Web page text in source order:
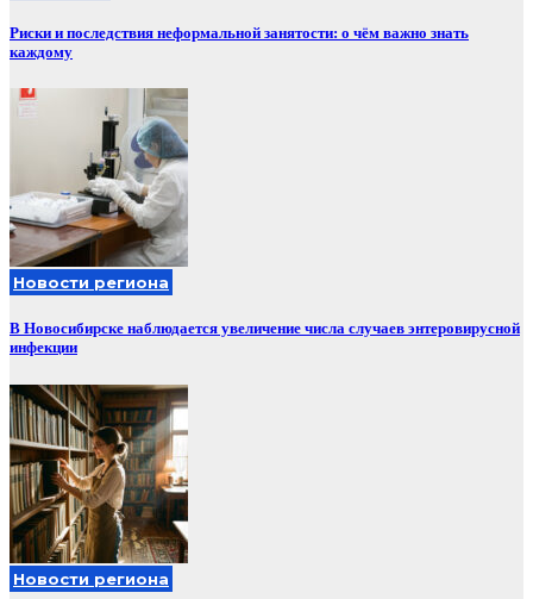
Риски и последствия неформальной занятости: о чём важно знать
каждому
Новости региона
В Новосибирске наблюдается увеличение числа случаев энтеровирусной
инфекции
Новости региона